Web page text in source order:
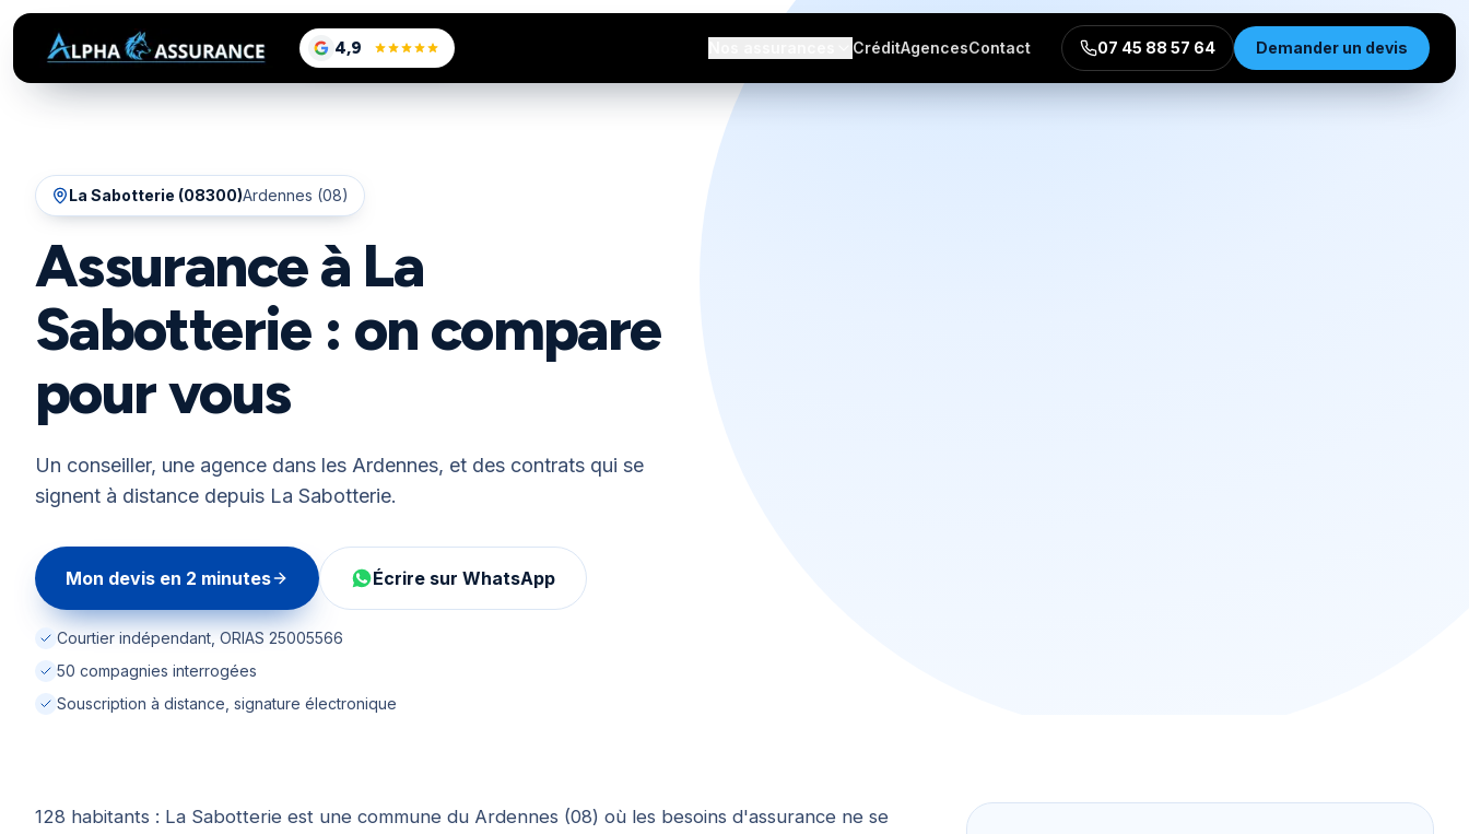
4,9
sur Google, voir les avis CréditAgencesContact 07 45 88 57 64 Demander un devis
La Sabotterie (08300)Ardennes (08)
Assurance à La
Sabotterie : on compare
pour vous
Un conseiller, une agence dans les Ardennes, et des contrats qui se
signent à distance depuis La Sabotterie.
Mon devis en 2 minutes Écrire sur WhatsApp
Courtier indépendant, ORIAS 25005566
50 compagnies interrogées
Souscription à distance, signature électronique
128 habitants : La Sabotterie est une commune du Ardennes (08) où les besoins d'assurance ne se